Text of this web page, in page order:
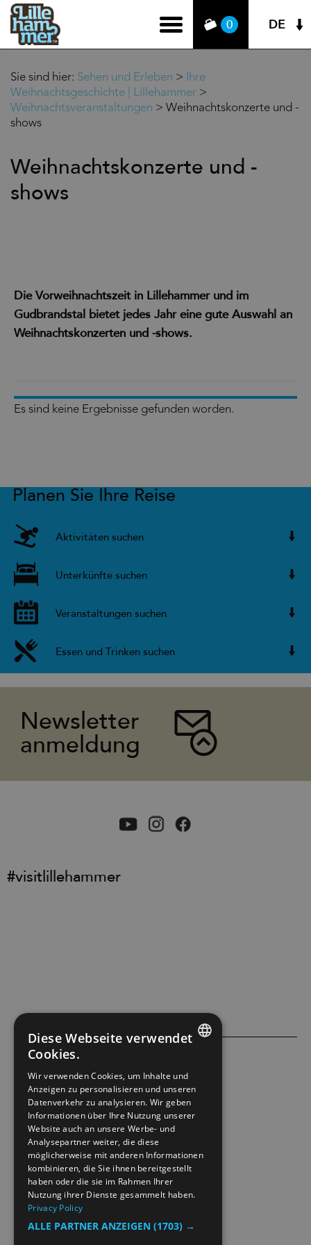
0 DE
Sie sind hier: Sehen und Erleben >
Ihre
Weihnachtsgeschichte | Lillehammer >
Weihnachtsveranstaltungen > Weihnachtskonzerte und -
shows
Weihnachtskonzerte und -
shows
Die Vorweihnachtszeit in Lillehammer und im
Gudbrandstal bietet jedes Jahr eine gute Auswahl an
Weihnachtskonzerten und -shows.
Es sind keine Ergebnisse gefunden worden.
Planen Sie Ihre Reise
Aktivitäten suchen
Unterkünfte suchen
Veranstaltungen suchen
Essen und Trinken suchen
Newsletter
anmeldung
#visitlillehammer
ACCESSIBILITY STATEMENT
PRIVACY POLICY & COOKIES
SITE MAP
EXTRANETT
KONTAKT
NORWEGIAN
GERMAN
Diese Webseite verwendet
Cookies.
Wir verwenden Cookies, um Inhalte und
Anzeigen zu personalisieren und unseren
Datenverkehr zu analysieren. Wir geben
Informationen über Ihre Nutzung unserer
Website auch an unsere Werbe- und
Analysepartner weiter, die diese
möglicherweise mit anderen Informationen
kombinieren, die Sie ihnen bereitgestellt
haben oder die sie im Rahmen Ihrer
Nutzung ihrer Dienste gesammelt haben.
Privacy Policy
ALLE PARTNER ANZEIGEN (1703) →